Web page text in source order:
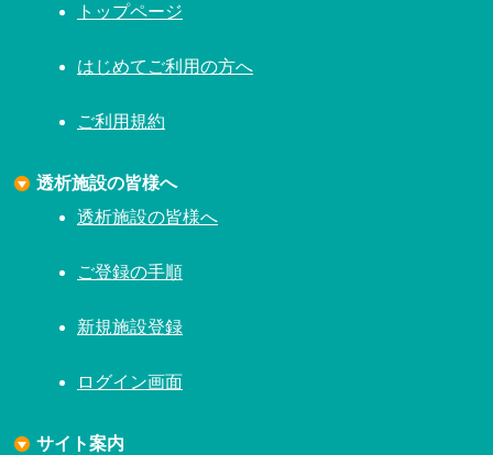
トップページ
はじめてご利用の方へ
ご利用規約
透析施設の皆様へ
透析施設の皆様へ
ご登録の手順
新規施設登録
ログイン画面
サイト案内